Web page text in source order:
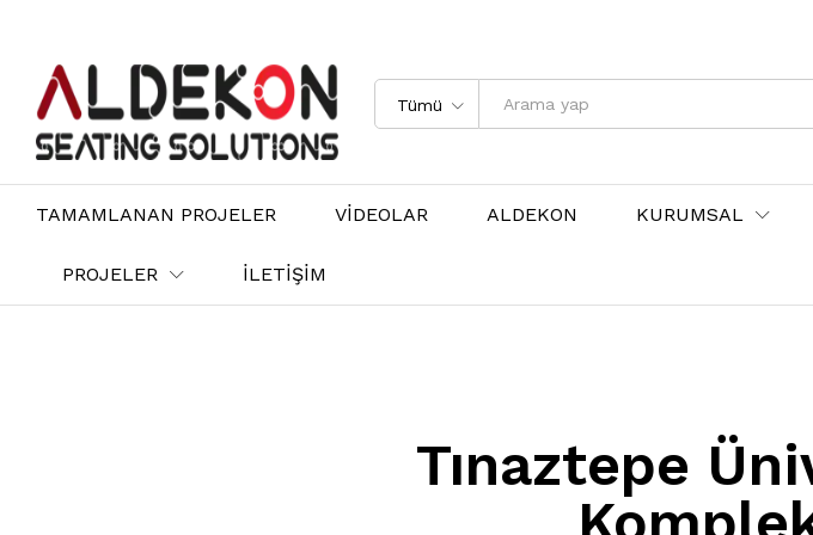
Tümü
TAMAMLANAN PROJELER VİDEOLAR ALDEKON KURUMSAL
PROJELER İLETİŞİM
Tınaztepe